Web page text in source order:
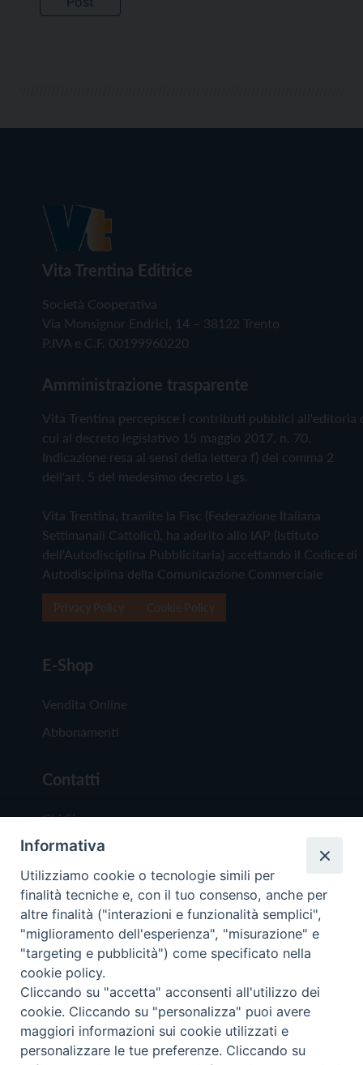
Vita Trentina Editrice
Società Cooperativa
Via Monsignor Endrici, 14 – 38122 Trento
P.IVA e C.F. 00199960220
Amministrazione trasparente
Vita Trentina percepisce i contributi pubblici all'editoria
cui al decreto legislativo 15 maggio 2017, n. 70.
Indicazione resa ai sensi della lettera f) del comma 2
dell'art. 5 del medesimo decreto Lgs.
Vita Trentina, tramite la Fisc (Federazione Italiana
Settimanali Cattolici), ha aderito allo IAP (Istituto
dell'Autodisciplina Pubblicitaria) accettando il Codice di
Autodisciplina della Comunicazione Commerciale
E-Shop
Vendita Online
Abbonamenti
Contatti
Chi Siamo
Redazione
Scrivici
Copyright © 2019 - Tutti i diritti riservati - Vita
Trentina Editrice
Privacy Policy
Informativa
Utilizziamo cookie o tecnologie simili per
finalità tecniche e, con il tuo consenso, anche per
altre finalità ("interazioni e funzionalità semplici",
"miglioramento dell'esperienza", "misurazione" e
"targeting e pubblicità") come specificato nella
cookie policy.
Cliccando su "accetta" acconsenti all'utilizzo dei
cookie. Cliccando su "personalizza" puoi avere
maggiori informazioni sui cookie utilizzati e
personalizzare le tue preferenze. Cliccando su